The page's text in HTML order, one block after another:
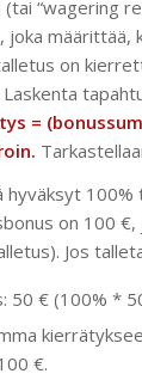
“wagering
joka määrittää,
on
=
100%
on 100
Jos
50 € (100% *
€.